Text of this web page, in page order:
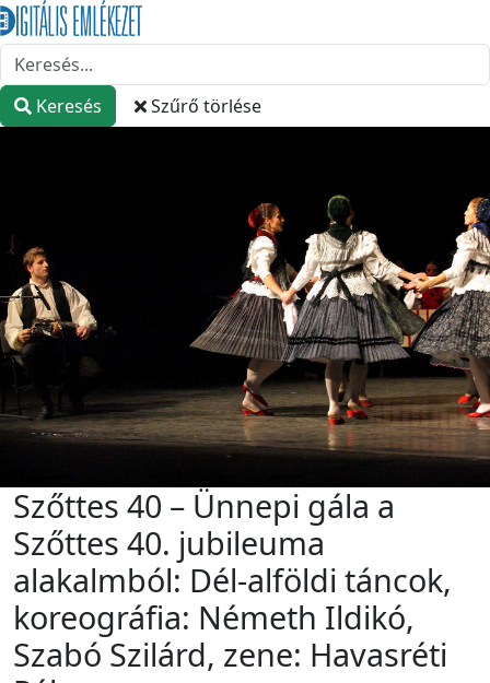
Keresés Szűrő törlése
Szőttes 40 – Ünnepi gála a
Szőttes 40. jubileuma
alakalmból: Dél-alföldi táncok,
koreográfia: Németh Ildikó,
Szabó Szilárd, zene: Havasréti